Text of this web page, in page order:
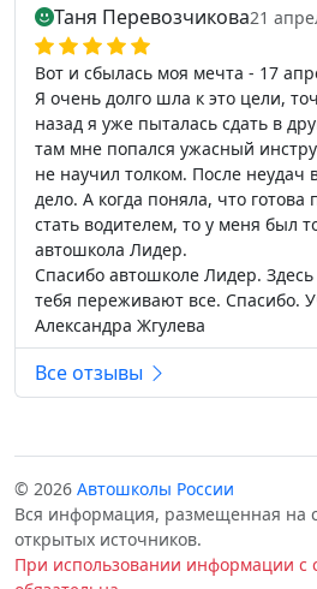
Таня Перевозчикова21
Вот и сбылась моя мечта - 17
Я очень долго шла к это цели,
назад я уже пыталась сдать в
там мне попался ужасный
не научил толком. После неудач
дело. А когда поняла, что готова
стать водителем, то у меня был
автошкола Лидер.
Спасибо автошколе Лидер.
тебя переживают все. Спасибо.
Александра Жгулева
Все отзывы
© 2026 Автошколы России
Вся информация, размещенная на
открытых источников.
При использовании информации с